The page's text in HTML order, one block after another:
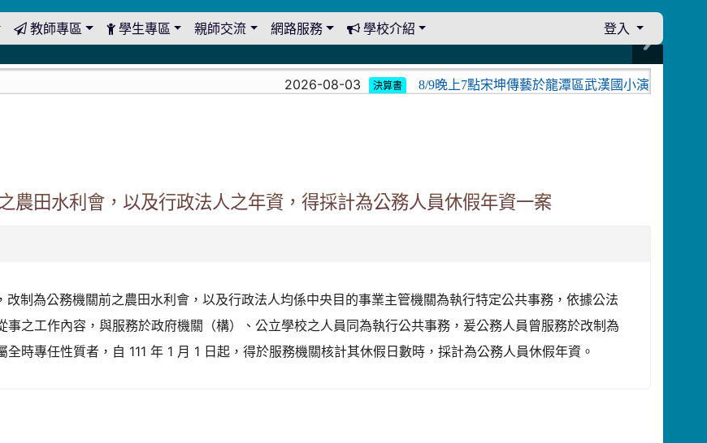
教師專區 學生專區 親師交流 網路服務 學校介紹
登入
2026-08-03 決算書 8/9晚上7點宋坤傳藝於龍潭區武漢國小演出。中壢
農田水利會，以及行政法人之年資，得採計為公務人員休假年資一案
制為公務機關前之農田水利會，以及行政法人均係中央目的事業主管機關為執行特定公共事務，依據公法
之工作內容，與服務於政府機關（構）、公立學校之人員同為執行公共事務，爰公務人員曾服務於改制為
時專任性質者，自 111 年 1 月 1 日起，得於服務機關核計其休假日數時，採計為公務人員休假年資。